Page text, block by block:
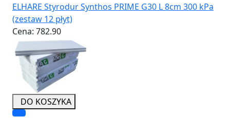
ELHARE Styrodur Synthos PRIME G30 L 8cm 300 kPa
(zestaw 12 płyt)
Cena: 782.90
DO KOSZYKA